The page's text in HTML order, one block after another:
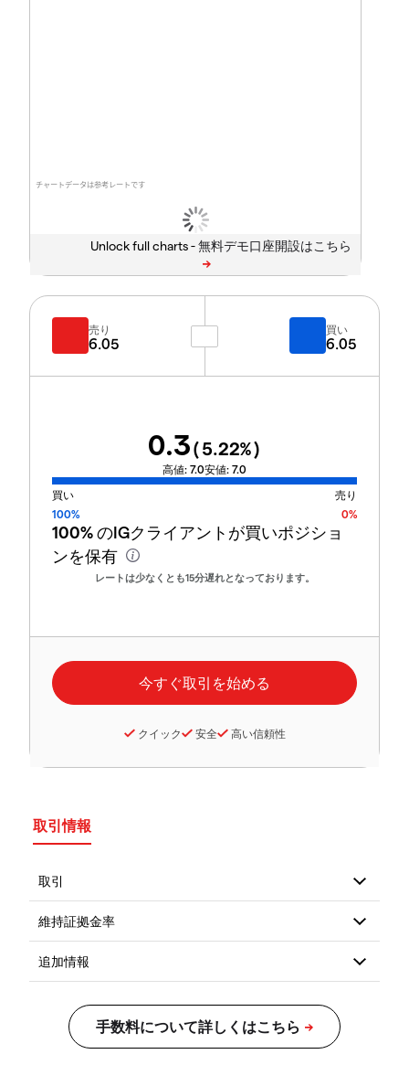
チャートデータは参考レートです
Unlock full charts -
売り
6.05
買い
6.05
0.3(5.22%)
高値: 7.0安値: 7.0
買い
売り
100%
0%
100%のIGクライアントが買いポジショ
ンを保有
レートは少なくとも15分遅れとなっております。
クイック 安全 高い信頼性
取引情報